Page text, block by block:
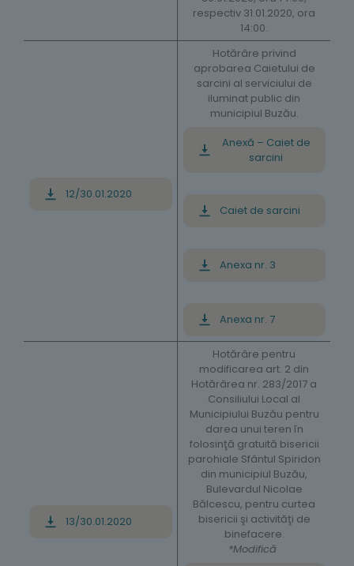
respectiv 31.01.2020, ora
14:00.
12/30.01.2020
Hotărâre privind
aprobarea Caietului de
sarcini al serviciului de
iluminat public din
municipiul Buzău.
Anexă – Caiet de
sarcini
Caiet de sarcini
Anexa nr. 3
Anexa nr. 7
13/30.01.2020
Hotărâre pentru
modificarea art. 2 din
Hotărârea nr. 283/2017 a
Consiliului Local al
Municipiului Buzău pentru
darea unui teren în
folosinţă gratuită bisericii
parohiale Sfântul Spiridon
din municipiul Buzău,
Bulevardul Nicolae
Bălcescu, pentru curtea
bisericii şi activităţi de
binefacere.
*Modifică